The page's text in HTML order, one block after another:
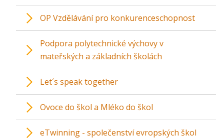
OP Vzdělávání pro konkurenceschopnost
Podpora polytechnické výchovy v
mateřských a základních školách
Let´s speak together
Ovoce do škol a Mléko do škol
eTwinning - společenství evropských škol